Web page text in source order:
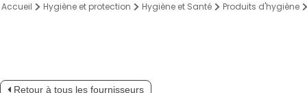
Accueil Hygiène et protection Hygiène et Santé Produits d'hygiène
Retour à tous les fournisseurs